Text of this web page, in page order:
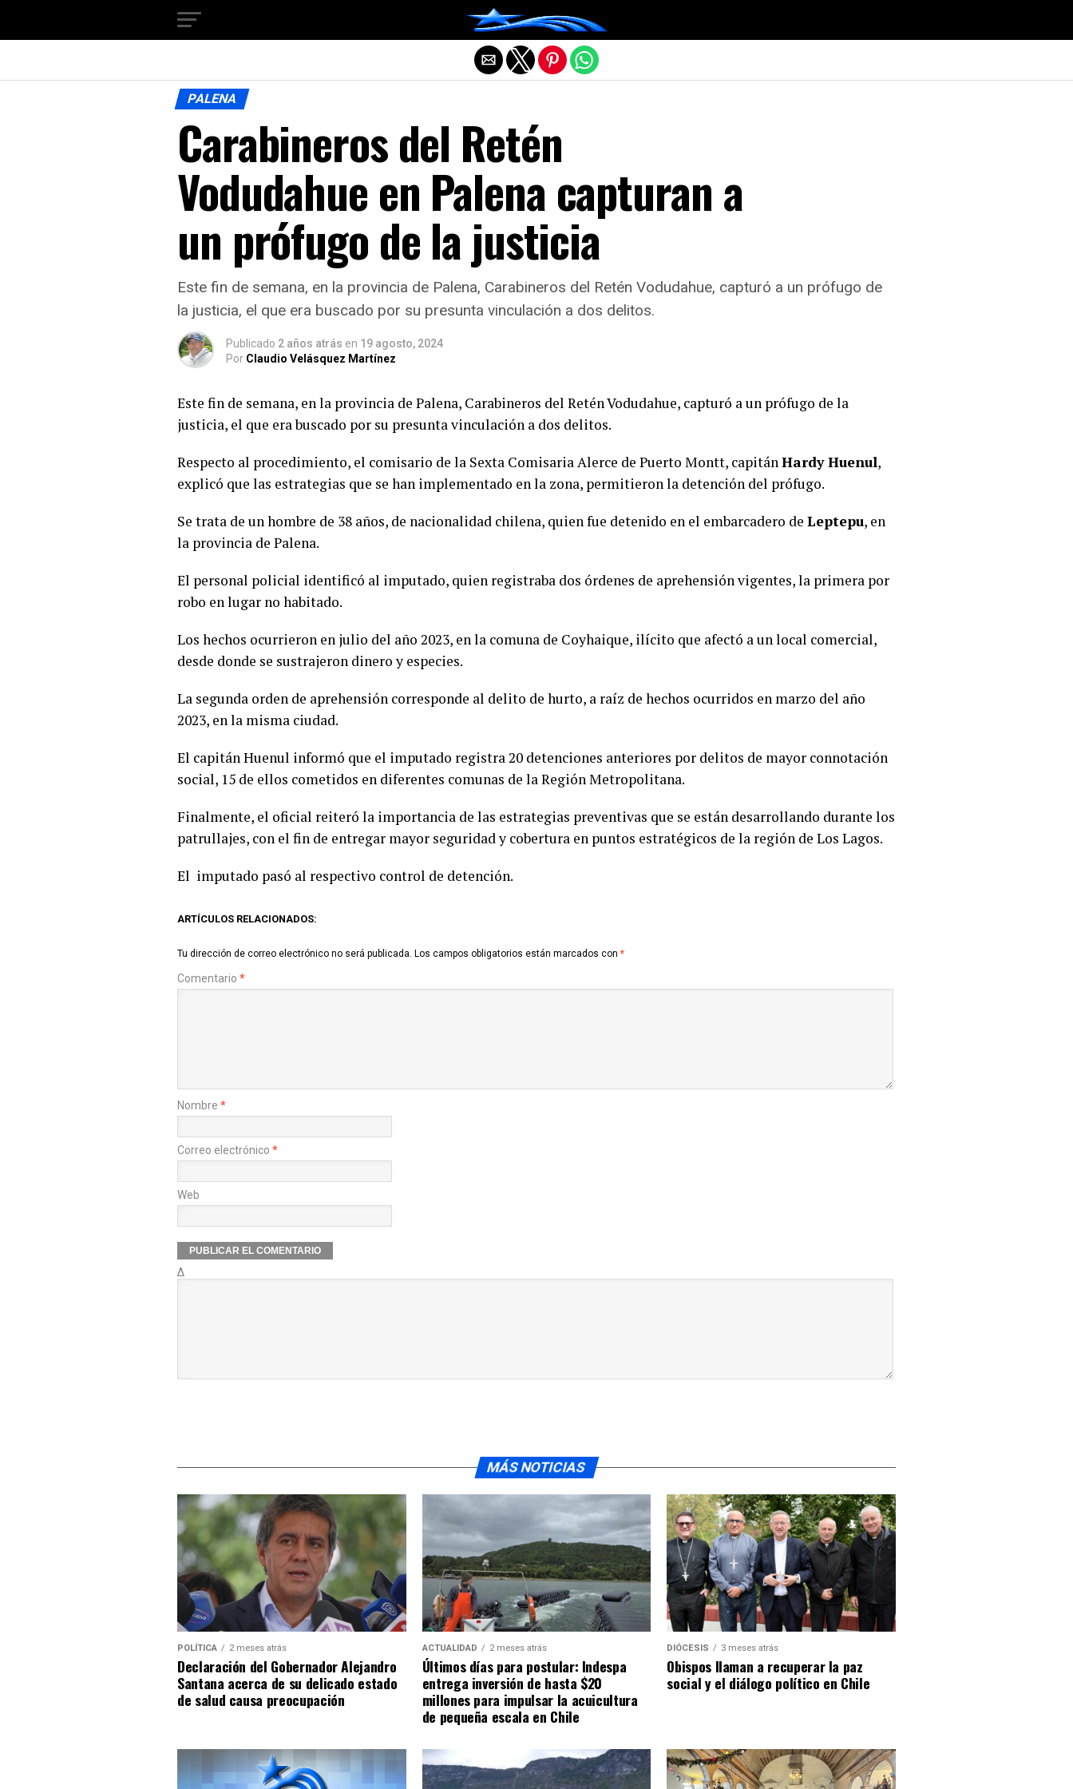
PALENA
Carabineros del Retén
Vodudahue en Palena capturan a
un prófugo de la justicia
Este fin de semana, en la provincia de Palena, Carabineros del Retén Vodudahue, capturó a un prófugo de
la justicia, el que era buscado por su presunta vinculación a dos delitos.
Publicado 2 años atrás en 19 agosto, 2024
Por Claudio Velásquez Martínez
Este fin de semana, en la provincia de Palena, Carabineros del Retén Vodudahue, capturó a un prófugo de la
justicia, el que era buscado por su presunta vinculación a dos delitos.
Respecto al procedimiento, el comisario de la Sexta Comisaria Alerce de Puerto Montt, capitánHardy Huenul,
explicó que las estrategias que se han implementado en la zona, permitieron la detención del prófugo.
Se trata de un hombre de 38 años, de nacionalidad chilena, quien fue detenido en el embarcadero de Leptepu, en
la provincia de Palena.
El personal policial identificó al imputado, quien registraba dos órdenes de aprehensión vigentes, la primera por
robo en lugar no habitado.
Los hechos ocurrieron en julio del año 2023, en la comuna de Coyhaique, ilícito que afectó a un local comercial,
desde donde se sustrajeron dinero y especies.
La segunda orden de aprehensión corresponde al delito de hurto, a raíz de hechos ocurridos en marzo del año
2023, en la misma ciudad.
El capitán Huenul informó que el imputado registra 20 detenciones anteriores por delitos de mayor connotación
social, 15 de ellos cometidos en diferentes comunas de la Región Metropolitana.
Finalmente, el oficial reiteró la importancia de las estrategias preventivas que se están desarrollando durante los
patrullajes, con el fin de entregar mayor seguridad y cobertura en puntos estratégicos de la región de Los Lagos.
El imputado pasó al respectivo control de detención.
ARTÍCULOS RELACIONADOS:
Tu dirección de correo electrónico no será publicada. Los campos obligatorios están marcados con *
Comentario *
Nombre *
Correo electrónico *
Web
Δ
MÁS NOTICIAS
POLÍTICA 2 meses atrás
Declaración del Gobernador Alejandro
Santana acerca de su delicado estado
de salud causa preocupación
ACTUALIDAD 2 meses atrás
Últimos días para postular: Indespa
entrega inversión de hasta $20
millones para impulsar la acuicultura
de pequeña escala en Chile
DIÓCESIS 3 meses atrás
Obispos llaman a recuperar la paz
social y el diálogo político en Chile
Salir de la versión móvil